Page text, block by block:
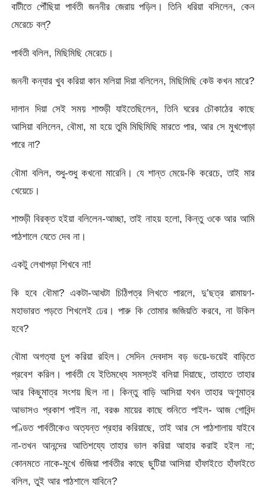
বাটীতে পৌঁছিয়া পার্বতী জননীর জেরায় পড়িল। তিনি ধরিয়া বসিলেন, কেন
মেরেচে বল্?
পার্বতী বলিল, মিছিমিছি মেরেচে।
জননী কন্যার খুব করিয়া কান মলিয়া দিয়া বলিলেন, মিছিমিছি কেউ কখন মারে?
দালান দিয়া সেই সময় শাশুড়ী যাইতেছিলেন, তিনি ঘরের চৌকাঠের কাছে
আসিয়া বলিলেন, বৌমা, মা হয়ে তুমি মিছিমিছি মারতে পার, আর সে মুখপোড়া
পারে না?
বৌমা বলিল, শুধু-শুধু কখনো মারেনি। যে শান্ত মেয়ে-কি করেচে, তাই মার
খেয়েচে।
শাশুড়ী বিরক্ত হইয়া বলিলেন-আচ্ছা, তাই নাহয় হলো, কিন্তু ওকে আর আমি
পাঠশালে যেতে দেব না।
একটু লেখাপড়া শিখবে না!
কি হবে বৌমা? একটা-আধটা চিঠিপত্র লিখতে পারলে, দু’ছত্র রামায়ণ-
মহাভারত পড়তে শিখলেই ঢের। পারু কি তোমার জজিয়তি করবে, না উকিল
হবে?
বৌমা অগত্যা চুপ করিয়া রহিল। সেদিন দেবদাস বড় ভয়ে-ভয়েই বাড়িতে
প্রবেশ করিল। পার্বতী যে ইতিমধ্যে সমস্তই বলিয়া দিয়াছে, তাহাতে তাহার
আর কিছুমাত্র সংশয় ছিল না। কিন্তু বাড়ি আসিয়া যখন তাহার অণুমাত্র
আভাসও প্রকাশ পাইল না, বরঞ্চ মায়ের কাছে শুনিতে পাইল- আজ গোবিন্দ
পণ্ডিত পার্বতীকেও অত্যন্ত প্রহার করিয়াছে, তাই আর সে পাঠশালায় যাইবে
না-তখন আনন্দের আতিশয্যে তাহার ভাল করিয়া আহার করাই হইল না;
কোনমতে নাকে-মুখে গুঁজিয়া পার্বতীর কাছে ছুটিয়া আসিয়া হাঁফাইতে হাঁফাইতে
বলিল, তুই আর পাঠশালে যাবিনে?